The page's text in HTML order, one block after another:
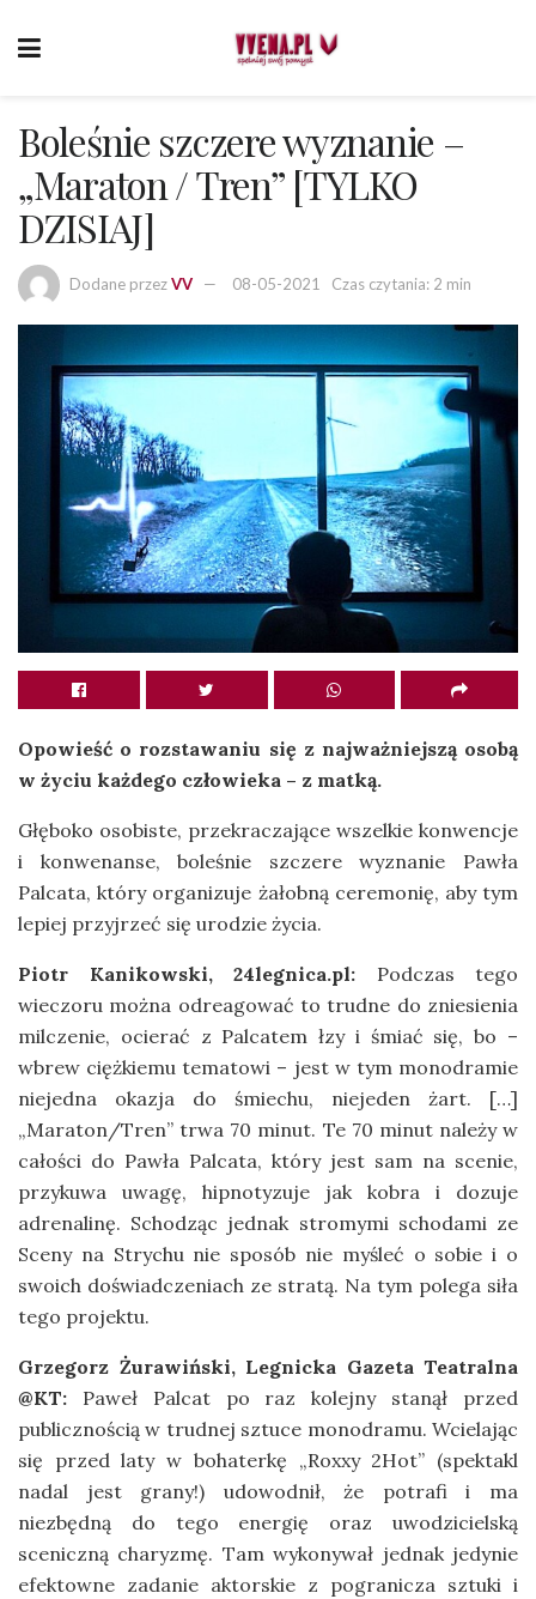
Boleśnie szczere wyznanie –
„Maraton / Tren” [TYLKO
DZISIAJ]
Dodane przezVV 08-05-2021 Czas czytania: 2 min
Opowieść o rozstawaniu się z najważniejszą osobą
w życiu każdego człowieka – z matką.
Głęboko osobiste, przekraczające wszelkie konwencje
i konwenanse, boleśnie szczere wyznanie Pawła
Palcata, który organizuje żałobną ceremonię, aby tym
lepiej przyjrzeć się urodzie życia.
Piotr Kanikowski, 24legnica.pl: Podczas tego
wieczoru można odreagować to trudne do zniesienia
milczenie, ocierać z Palcatem łzy i śmiać się, bo –
wbrew ciężkiemu tematowi – jest w tym monodramie
niejedna okazja do śmiechu, niejeden żart. […]
„Maraton/Tren” trwa 70 minut. Te 70 minut należy w
całości do Pawła Palcata, który jest sam na scenie,
przykuwa uwagę, hipnotyzuje jak kobra i dozuje
adrenalinę. Schodząc jednak stromymi schodami ze
Sceny na Strychu nie sposób nie myśleć o sobie i o
swoich doświadczeniach ze stratą. Na tym polega siła
tego projektu.
Grzegorz Żurawiński, Legnicka Gazeta Teatralna
@KT: Paweł Palcat po raz kolejny stanął przed
publicznością w trudnej sztuce monodramu. Wcielając
się przed laty w bohaterkę „Roxxy 2Hot” (spektakl
nadal jest grany!) udowodnił, że potrafi i ma
niezbędną do tego energię oraz uwodzicielską
sceniczną charyzmę. Tam wykonywał jednak jedynie
efektowne zadanie aktorskie z pogranicza sztuki i